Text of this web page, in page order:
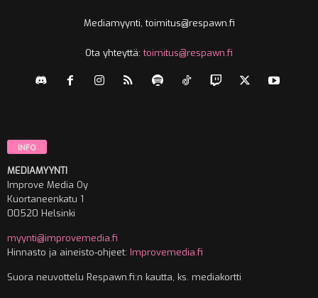
Mediamyynti, toimitus@respawn.fi
Ota yhteyttä:toimitus@respawn.fi
INFO
MEDIAMYYNTI
Improve Media Oy
Kuortaneenkatu 1
00520 Helsinki
myynti@improvemedia.fi
Hinnasto ja aineisto-ohjeet: Improvemedia.fi
Suora neuvottelu Respawn.fi:n kautta, ks. mediakortti